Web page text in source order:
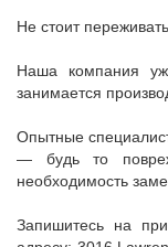
Не стоит
Наша компания
занимается
Опытные
— будь то
необходимость
Запишитесь на